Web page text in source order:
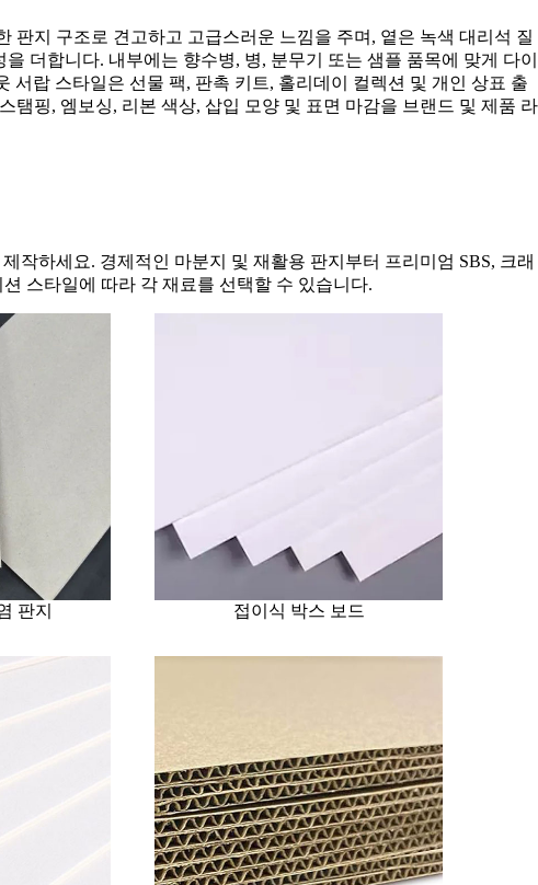
판지 구조로 견고하고 고급스러운 느낌을 주며, 옅은 녹색 대리석 질
더합니다. 내부에는 향수병, 병, 분무기 또는 샘플 품목에 맞게 다이
랍 스타일은 선물 팩, 판촉 키트, 홀리데이 컬렉션 및 개인 상표 출
핑, 엠보싱, 리본 색상, 삽입 모양 및 표면 마감을 브랜드 및 제품 라
작하세요. 경제적인 마분지 및 재활용 판지부터 프리미엄 SBS, 크래
스타일에 따라 각 재료를 선택할 수 있습니다.
판지 접이식 박스 보드